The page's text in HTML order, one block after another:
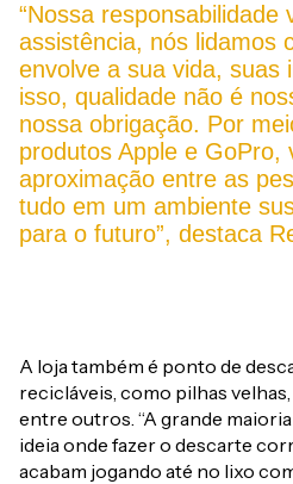
“Nossa responsabilidade
assistência, nós lidamos
envolve a sua vida, suas
isso, qualidade não é
nossa obrigação. Por
produtos Apple e GoPro,
aproximação entre as
tudo em um ambiente
para o futuro”, destaca
A loja também é ponto de
recicláveis, como pilhas
entre outros. “A grande
ideia onde fazer o descarte
acabam jogando até no lixo